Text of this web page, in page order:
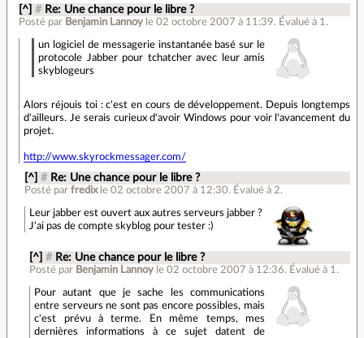
[^] # Re: Une chance pour le libre ?
Posté par Benjamin Lannoy le 02 octobre 2007 à 11:39. Évalué à 1 .
un logiciel de messagerie instantanée basé sur le
protocole Jabber pour tchatcher avec leur amis
skyblogeurs
Alors réjouis toi : c'est en cours de développement. Depuis longtemps
d'ailleurs. Je serais curieux d'avoir Windows pour voir l'avancement du
projet.
http://www.skyrockmessager.com/
[^] # Re: Une chance pour le libre ?
Posté par fredix le 02 octobre 2007 à 12:30. Évalué à 2.
Leur jabber est ouvert aux autres serveurs jabber ?
J'ai pas de compte skyblog pour tester :)
[^] # Re: Une chance pour le libre ?
Posté par Benjamin Lannoy le 02 octobre 2007 à 12:36. Évalué à 1 .
Pour autant que je sache les communications
entre serveurs ne sont pas encore possibles, mais
c'est prévu à terme. En même temps, mes
dernières informations à ce sujet datent de